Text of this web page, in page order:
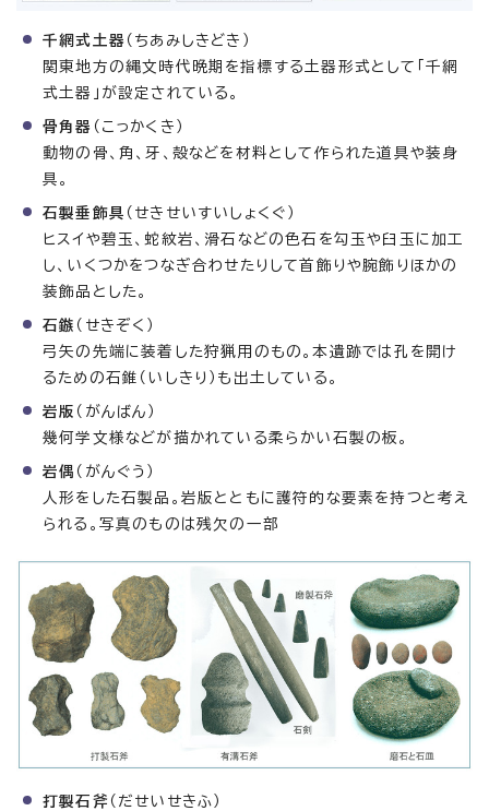
千網式土器 （ちあみしきどき）
関東地方の縄文時代晩期を指標する土器形式として「千網
式土器」が設定されている。
骨角器 （こっかくき）
動物の骨、角、牙、殻などを材料として作られた道具や装身
具。
石製垂飾具 （せきせいすいしょくぐ）
ヒスイや碧玉、蛇紋岩、滑石などの色石を勾玉や臼玉に加工
し、いくつかをつなぎ合わせたりして首飾りや腕飾りほかの
装飾品とした。
石鏃 （せきぞく）
弓矢の先端に装着した狩猟用のもの。本遺跡では孔を開け
るための石錐（いしきり）も出土している。
岩版 （がんばん）
幾何学文様などが描かれている柔らかい石製の板。
岩偶 （がんぐう）
人形をした石製品。岩版とともに護符的な要素を持つと考え
られる。写真のものは残欠の一部
打製石斧 （だせいせきふ）